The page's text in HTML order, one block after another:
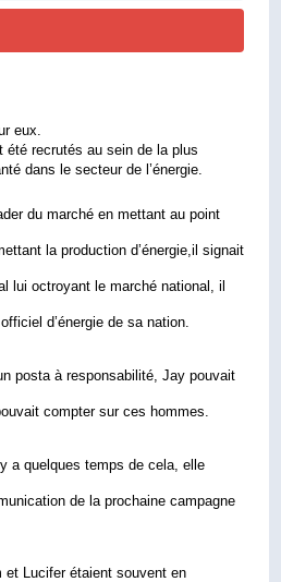
eux.
recrutés au sein de la plus
dans le secteur de l’énergie.
du marché en mettant au point
la production d’énergie,il signait
lui octroyant le marché national, il
d’énergie de sa nation.
posta à responsabilité, Jay pouvait
compter sur ces hommes.
a quelques temps de cela, elle
de la prochaine campagne
et Lucifer étaient souvent en